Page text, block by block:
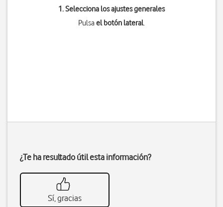
1. Selecciona los ajustes generales
Pulsael botón lateral.
¿Te ha resultado útil esta información?
Sí, gracias